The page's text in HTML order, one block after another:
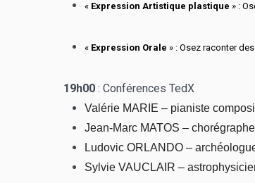
« Expression Artistique plastique » :
« Expression Orale » : Osez raconter
19h00 : Conférences TedX
Valérie MARIE – pianiste
Jean-Marc MATOS – chorégraphe
Ludovic ORLANDO –
Sylvie VAUCLAIR –